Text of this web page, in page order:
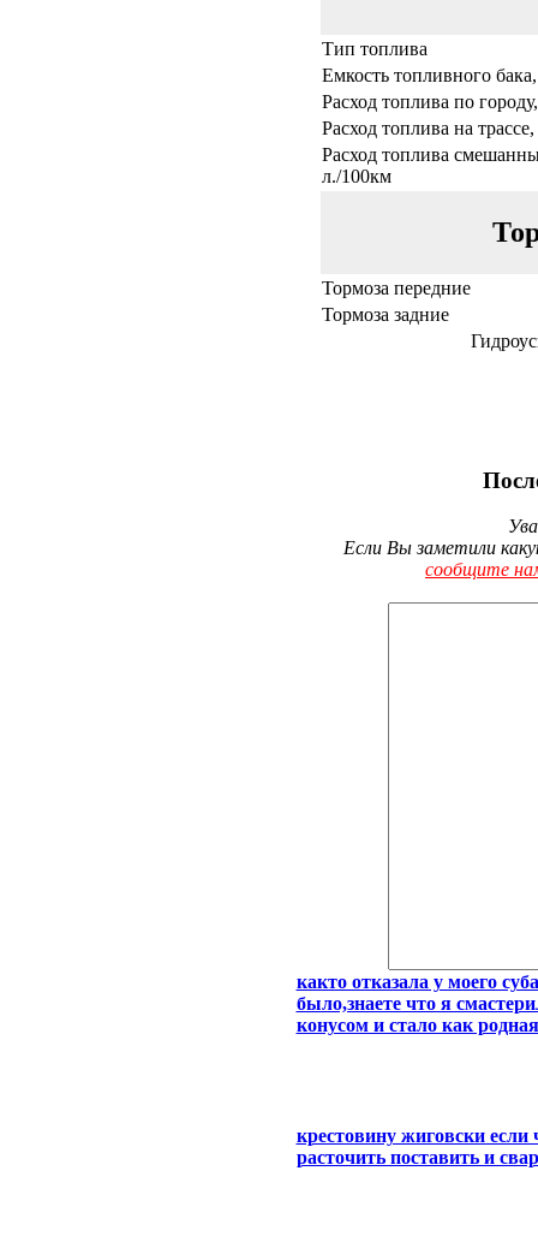
Тип топлива
Емкость топливного
Расход топлива по
Расход топлива на
Расход топлива
л./100км
Тормоза передние
Тормоза задние
Если Вы заметили
сообщите
както отказала у моего
было,знаете что я
конусом и стало как
крестовину жиговски если
расточить поставить и